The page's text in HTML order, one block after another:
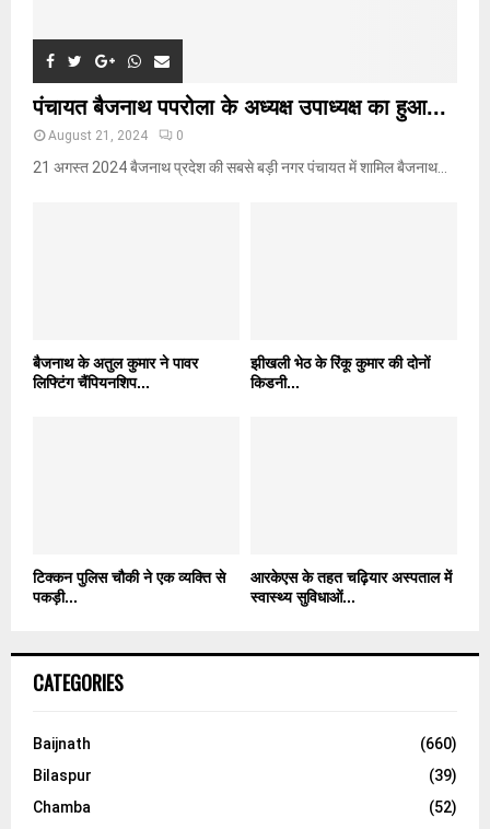
पंचायत बैजनाथ पपरोला के अध्यक्ष उपाध्यक्ष का हुआ...
August 21, 2024 0
21 अगस्त 2024 बैजनाथ प्रदेश की सबसे बड़ी नगर पंचायत में शामिल बैजनाथ...
बैजनाथ के अतुल कुमार ने पावर
लिफ्टिंग चैंपियनशिप...
झीखली भेठ के रिंकू कुमार की दोनों
किडनी...
टिक्कन पुलिस चौकी ने एक व्यक्ति से
पकड़ी...
आरकेएस के तहत चढ़ियार अस्पताल में
स्वास्थ्य सुविधाओं...
CATEGORIES
Baijnath
(660)
Bilaspur
(39)
Chamba
(52)